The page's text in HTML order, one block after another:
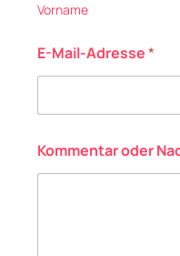
Vorname
E-Mail-Adresse*
Kommentar oder